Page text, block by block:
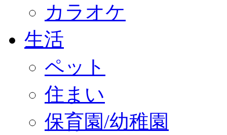
カラオケ
生活
ペット
住まい
保育園/幼稚園